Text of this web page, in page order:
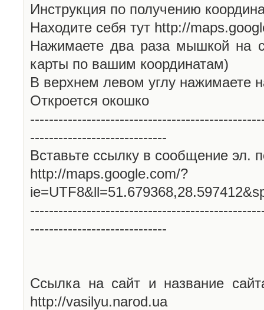
Инструкция по получению
Находите себя тут http://
Нажимаете два раза мышкой на
карты по вашим координатам)
В верхнем левом углу нажимаете
Откроется окошко
-----------------------------
Вставьте ссылку в сообщение эл.
http://maps.google.com/?
-----------------------------
Ссылка на сайт и название
http://vasilyu.narod.ua